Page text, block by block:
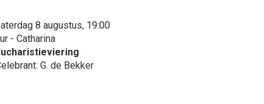
8 augustus, 19:00
- Catharina
G. de Bekker